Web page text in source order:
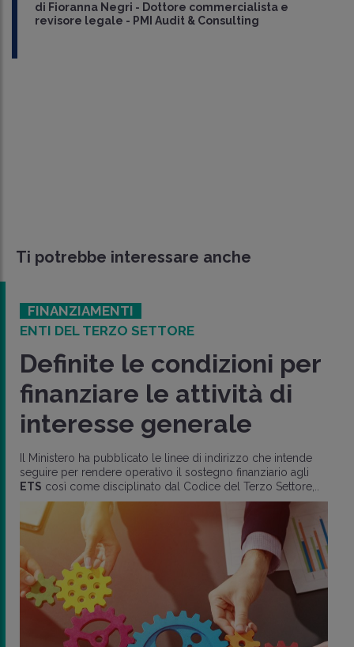
di Fioranna Negri - Dottore commercialista e
revisore legale - PMI Audit & Consulting
Ti potrebbe interessare anche
FINANZIAMENTI
ENTI DEL TERZO SETTORE
Definite le condizioni per
finanziare le attività di
interesse generale
Il Ministero ha pubblicato le linee di indirizzo che intende
seguire per rendere operativo il sostegno finanziario agli
ETS così come disciplinato dal Codice del Terzo Settore,..